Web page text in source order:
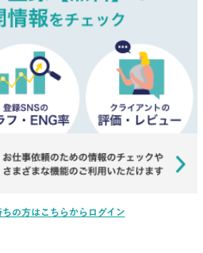
の方はこちらからログイン